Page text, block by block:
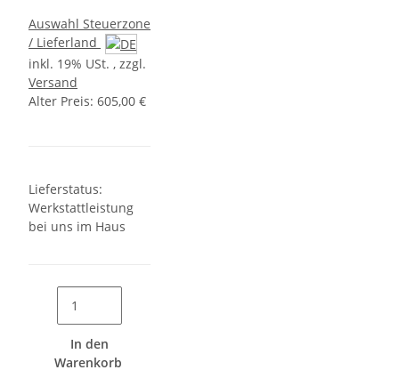
Auswahl Steuerzone
/ Lieferland
inkl. 19% USt. , zzgl.
Versand
Alter Preis: 605,00 €
Lieferstatus:
Werkstattleistung
bei uns im Haus
In den
Warenkorb